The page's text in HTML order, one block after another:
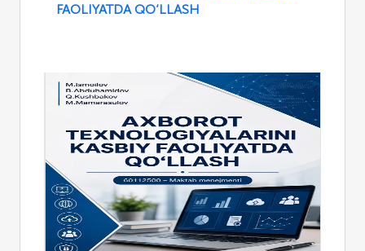
FAOLIYATDA QO‘LLASH